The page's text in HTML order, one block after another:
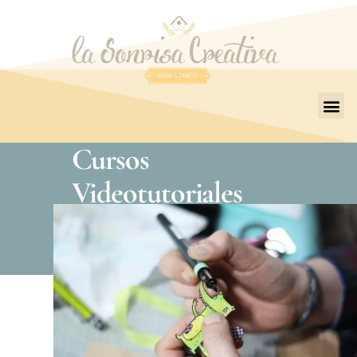
Cursos
Videotutoriales
Talleres online grabados en